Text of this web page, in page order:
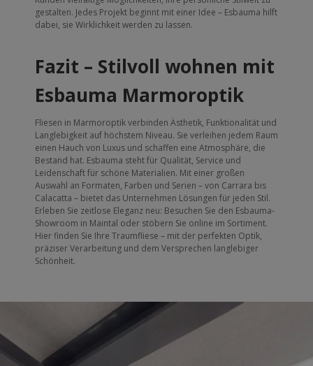
gestalten. Jedes Projekt beginnt mit einer Idee – Esbauma hilft
dabei, sie Wirklichkeit werden zu lassen.
Fazit – Stilvoll wohnen mit
Esbauma Marmoroptik
Fliesen in Marmoroptik verbinden Ästhetik, Funktionalität und
Langlebigkeit auf höchstem Niveau. Sie verleihen jedem Raum
einen Hauch von Luxus und schaffen eine Atmosphäre, die
Bestand hat. Esbauma steht für Qualität, Service und
Leidenschaft für schöne Materialien. Mit einer großen
Auswahl an Formaten, Farben und Serien – von Carrara bis
Calacatta – bietet das Unternehmen Lösungen für jeden Stil.
Erleben Sie zeitlose Eleganz neu: Besuchen Sie den Esbauma-
Showroom in Maintal oder stöbern Sie online im Sortiment.
Hier finden Sie Ihre Traumfliese – mit der perfekten Optik,
präziser Verarbeitung und dem Versprechen langlebiger
Schönheit.